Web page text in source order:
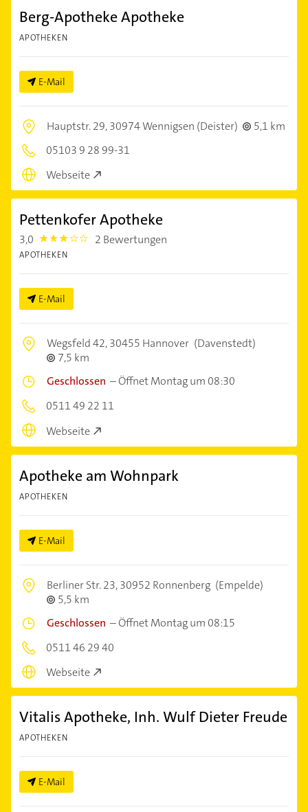
Berg-Apotheke Apotheke
APOTHEKEN
E-Mail
Hauptstr. 29,30974 Wennigsen (Deister)
5,1 km
05103 9 28 99-31
Webseite
Pettenkofer Apotheke
3,0 3.0 2 Bewertungen
APOTHEKEN
E-Mail
Wegsfeld 42,30455 Hannover (Davenstedt)
7,5 km
Geschlossen –Öffnet Montag um 08:30
0511 49 22 11
Webseite
Apotheke am Wohnpark
APOTHEKEN
E-Mail
Berliner Str. 23,30952 Ronnenberg (Empelde)
5,5 km
Geschlossen –Öffnet Montag um 08:15
0511 46 29 40
Webseite
Vitalis Apotheke, Inh. Wulf Dieter Freude
APOTHEKEN
E-Mail